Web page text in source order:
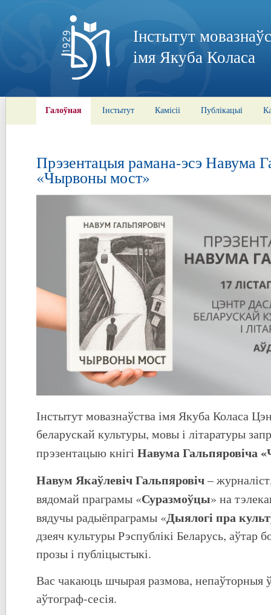
Інстытут
імя Якуба Коласа
Галоўная Інстытут Камісіі Публікацыі
Прэзентацыя рамана-эсэ Навума
«Чырвоны мост»
Інстытут мовазнаўства імя Якуба Коласа
беларускай культуры, мовы і літаратуры
прэзентацыю кнігі Навума Гальпяровіча
Навум Якаўлевіч Гальпяровіч–
вядомай праграмы «Суразмоўцы» на
вядучы радыёпраграмы «Дыялогі пра
дзеяч культуры Рэспублікі Беларусь, аўтар
прозы і публіцыстыкі.
Вас чакаюць шчырая размова, непаўторныя
аўтограф-сесія.